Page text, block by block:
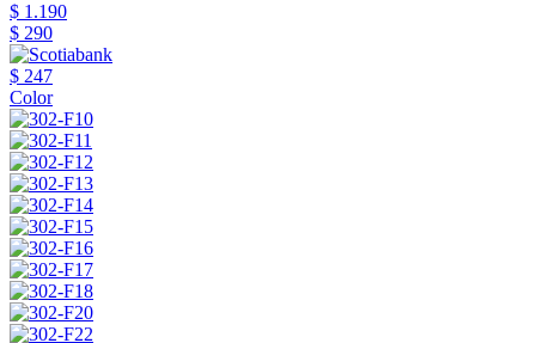
$ 1.190
$ 290
$ 247
Color